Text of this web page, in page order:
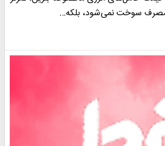
مصرف سوخت نمی‌شود، بلکه…